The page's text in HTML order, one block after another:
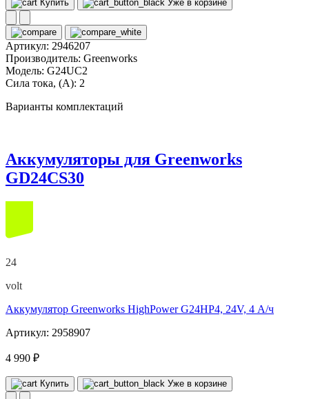
Купить Уже в корзине
Артикул: 2946207
Производитель: Greenworks
Модель: G24UC2
Сила тока, (А): 2
Варианты комплектаций
Аккумуляторы для Greenworks
GD24CS30
24
volt
Аккумулятор Greenworks HighPower G24HP4, 24V, 4 А/ч
Артикул: 2958907
4 990 ₽
Купить Уже в корзине